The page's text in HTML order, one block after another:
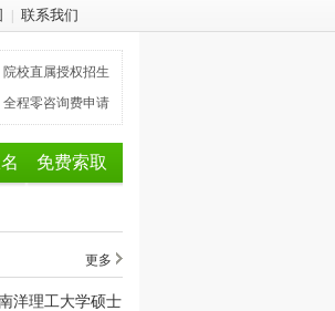
联系我们
院校直属授权招生
全程零咨询费申请
免费索取
更多
洋理工大学硕士